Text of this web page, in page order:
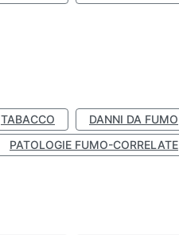
TABACCO DANNI DA FUMO
PATOLOGIE FUMO-CORRELATE